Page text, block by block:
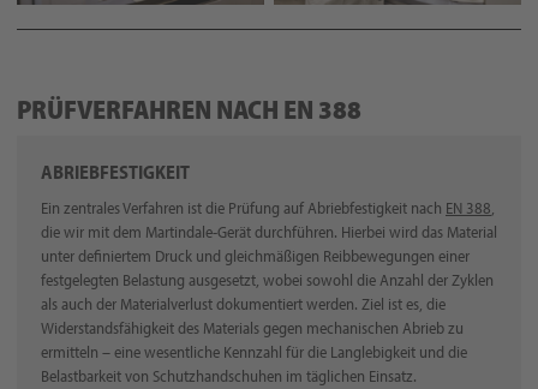
PRÜFVERFAHREN NACH EN 388
ABRIEBFESTIGKEIT
Ein zentrales Verfahren ist die Prüfung auf Abriebfestigkeit nach EN 388,
die wir mit dem Martindale-Gerät durchführen. Hierbei wird das Material
unter definiertem Druck und gleichmäßigen Reibbewegungen einer
festgelegten Belastung ausgesetzt, wobei sowohl die Anzahl der Zyklen
als auch der Materialverlust dokumentiert werden. Ziel ist es, die
Widerstandsfähigkeit des Materials gegen mechanischen Abrieb zu
ermitteln – eine wesentliche Kennzahl für die Langlebigkeit und die
Belastbarkeit von Schutzhandschuhen im täglichen Einsatz.